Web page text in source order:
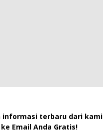
informasi terbaru dari kami
Email Anda Gratis!